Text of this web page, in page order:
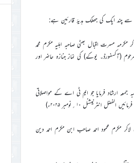
مکرمہ مسرت اقبال بھٹی صاحبہ اہلیہ مکرم محمد
(آکسفورڈ۔ یوکے) کی نماز جنازہ حاضر اور
جمعہ ارشاد فرمايا جو ايم ٹي اے کے مواصلاتي
۱۰؍نومبر ۲۰۲۵ء)
مکرم محمود احمد صاحب ابن مکرم احمد دین